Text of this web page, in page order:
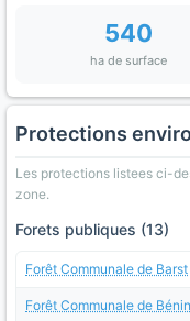
540
ha de surface
Protections
Les protections listees ci-
zone.
Forets publiques (13)
Forêt Communale de Barst
Forêt Communale de